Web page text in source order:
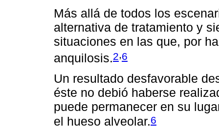
Más allá de todos los
alternativa de tratamiento y
situaciones en las que, por
anquilosis.2,6
Un resultado desfavorable
éste no debió haberse
puede permanecer en su
el hueso alveolar.6